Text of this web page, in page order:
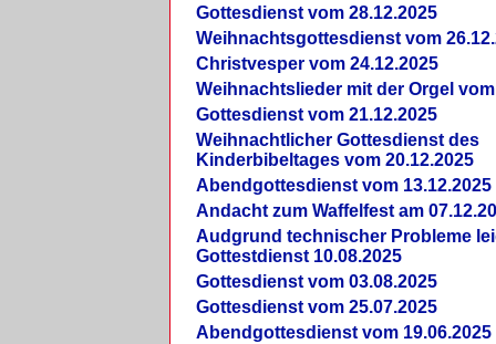
Gottesdienst vom 28.12.2025
Weihnachtsgottesdienst vom
Christvesper vom 24.12.2025
Weihnachtslieder mit der Orgel vom
Gottesdienst vom 21.12.2025
Weihnachtlicher Gottesdienst des
Kinderbibeltages vom 20.12.2025
Abendgottesdienst vom 13.12.2025
Andacht zum Waffelfest am
Audgrund technischer Probleme
Gottestdienst 10.08.2025
Gottesdienst vom 03.08.2025
Gottesdienst vom 25.07.2025
Abendgottesdienst vom 19.06.2025